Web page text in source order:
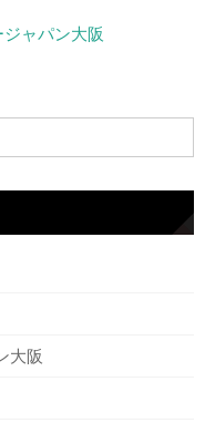
ャパン大阪
大阪